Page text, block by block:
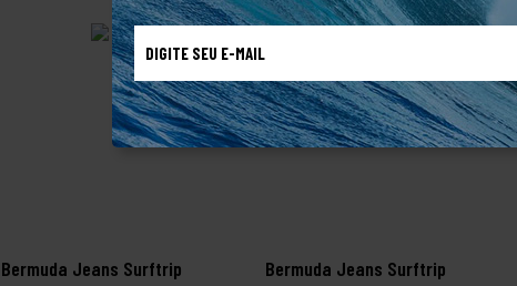
Bermuda Jeans Surftrip
Bermuda Jeans Surftrip